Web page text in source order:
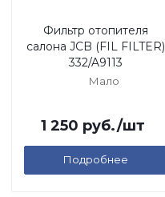
Фильтр отопителя
салона JCB (FIL FILTER)
332/A9113
Мало
1 250 руб./шт
Подробнее